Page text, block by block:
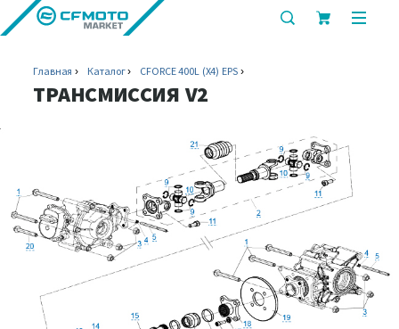
показать
Главная Каталог CFORCE 400L (X4) EPS
ТРАНСМИССИЯ V2